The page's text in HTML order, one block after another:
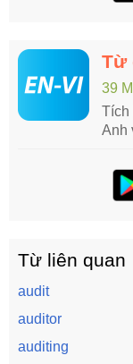
Từ
39
Tích
Anh
Từ liên quan
audit
auditor
auditing